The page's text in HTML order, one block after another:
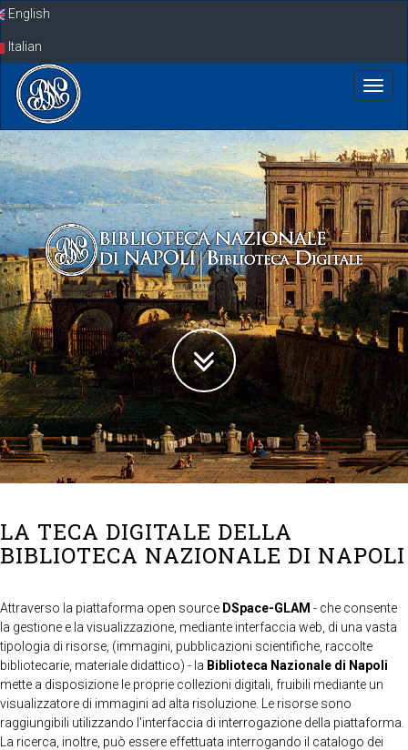
SkipEnglish
Italian
LA TECA DIGITALE DELLA
BIBLIOTECA NAZIONALE DI NAPOLI
Attraverso la piattaforma open source DSpace-GLAM - che consente
la gestione e la visualizzazione, mediante interfaccia web, di una vasta
tipologia di risorse, (immagini, pubblicazioni scientifiche, raccolte
bibliotecarie, materiale didattico) - la Biblioteca Nazionale di Napoli
mette a disposizione le proprie collezioni digitali, fruibili mediante un
visualizzatore di immagini ad alta risoluzione. Le risorse sono
raggiungibili utilizzando l'interfaccia di interrogazione della piattaforma.
La ricerca, inoltre, può essere effettuata interrogando il catalogo dei